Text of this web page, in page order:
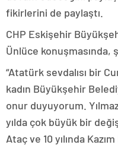
fikirlerini de paylaştı.
CHP Eskişehir
Ünlüce konuşmasında,
“Atatürk sevdalısı bir
kadın Büyükşehir
onur duyuyorum.
yılda çok büyük bir
Ataç ve 10 yılında